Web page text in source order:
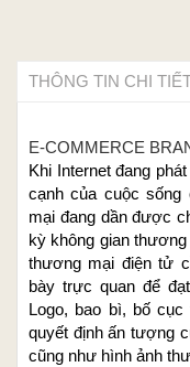
THÔNG TIN CHI
E-COMMERCE
Khi Internet đang
cạnh của cuộc sống
mại đang dần được
kỳ không gian
thương mại điện tử
bày trực quan để
Logo, bao bì, bố
quyết định ấn tượng
cũng như hình ảnh